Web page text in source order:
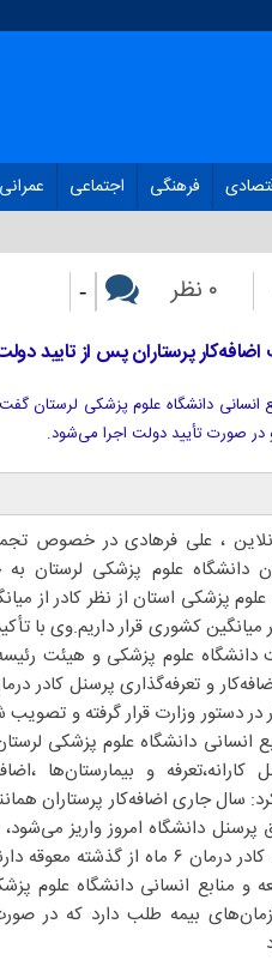
فرهنگی اجتماعی عمرانی
۰ نظر -
پرستاران پس از تایید
انسانی دانشگاه علوم پزشکی لرستان
صورت تأیید دولت اجرا می‌شود.
، علی فرهادی در خصوص
دانشگاه علوم پزشکی لرستان به
پزشکی استان از نظر کادر از
میانگین کشوری قرار داریم.وی با
دانشگاه علوم پزشکی و هیئت
و تعرفه‌گذاری پرسنل کادر
در دستور وزارت قرار گرفته و
کارانه،تعرفه و
سال جاری اضافه‌کار پرستاران
پرداخت شده است، کادر درمان ۶
بیمه طلب دارد که در